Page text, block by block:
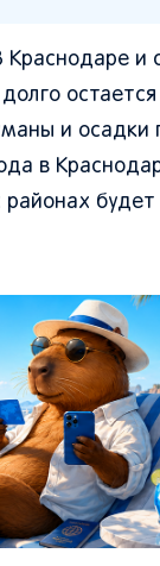
и
остается
и осадки
в
будет